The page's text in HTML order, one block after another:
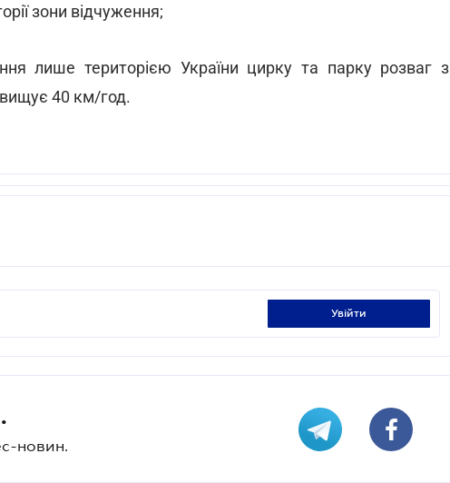
зони відчуження;
лише територією України цирку та парку розваг з
40 км/год.
увійти
новин.